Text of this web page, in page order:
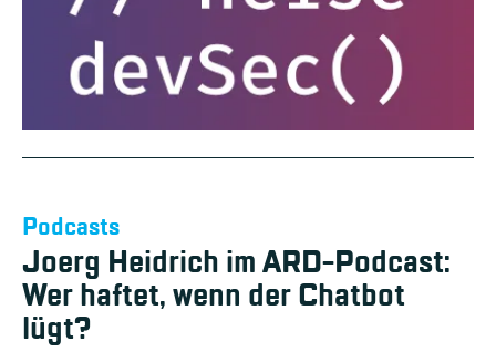
Podcasts
Joerg Heidrich im ARD-Podcast:
Wer haftet, wenn der Chatbot
lügt?